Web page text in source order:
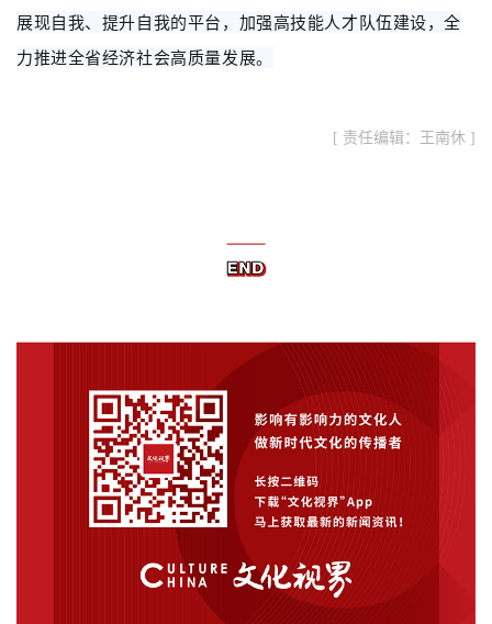
展现自我、提升自我的平台，加强高技能人才队伍建设，全
力推进全省经济社会高质量发展。
[ 责任编辑：王南休 ]